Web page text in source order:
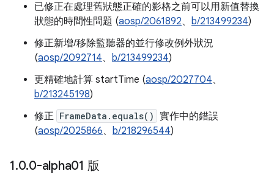
已修正在處理舊狀態正確的影格之前可以用新值替換
狀態的時間性問題 (aosp/2061892、 b/213499234)
修正新增/移除監聽器的並行修改例外狀況
(aosp/2092714、 b/213499234)
更精確地計算 startTime (aosp/2027704、
b/213245198)
修正 FrameData.equals() 實作中的錯誤
(aosp/2025866、 b/218296544)
1.0.0-alpha01 版